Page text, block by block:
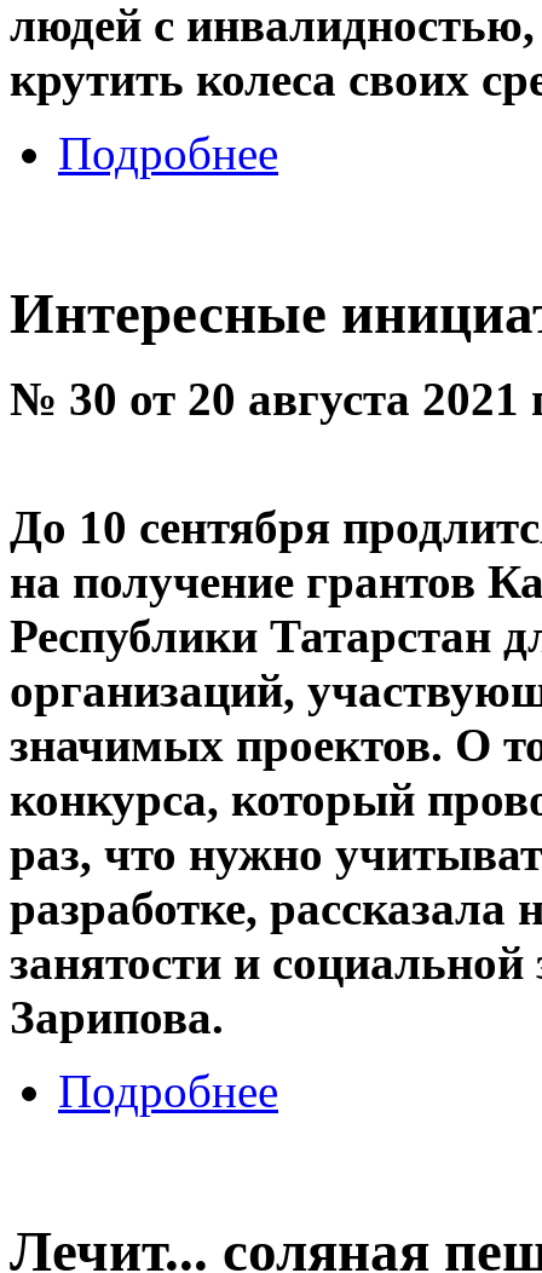
людей с
крутить колеса своих
Подробнее
Интересные
№ 30 от 20 августа 2021
До 10 сентября
на получение грантов
Республики Татарстан
организаций,
значимых проектов. О
конкурса, который
раз, что нужно
разработке,
занятости и
Зарипова.
Подробнее
Лечит... соляная